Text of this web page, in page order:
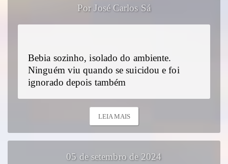
Por José Carlos Sá
Bebia sozinho, isolado do ambiente.
Ninguém viu quando se suicidou e foi
ignorado depois também
LEIA MAIS
05 de setembro de 2024